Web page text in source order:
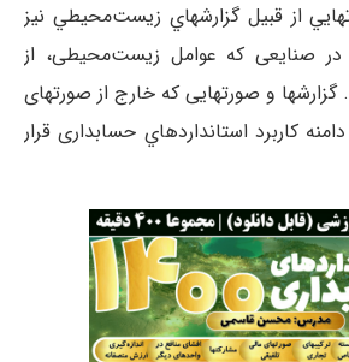
از قبیل گزارشهاي زيست‌محيطي نیز
در صنایعی که عوامل زیست‌محیطی، از
و صورتهایی که خارج از صورتهای
کاربرد استانداردهاي حسابداری قرار